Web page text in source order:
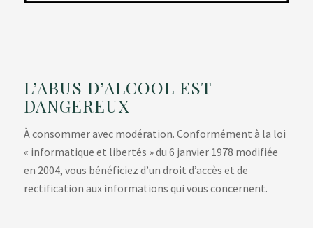
L’ABUS D’ALCOOL EST
DANGEREUX
À consommer avec modération. Conformément à la loi
« informatique et libertés » du 6 janvier 1978 modifiée
en 2004, vous bénéficiez d’un droit d’accès et de
rectification aux informations qui vous concernent.